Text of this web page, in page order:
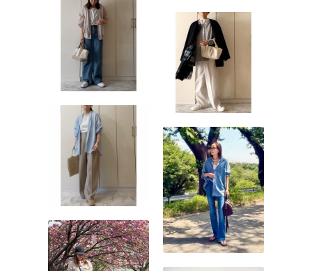
しできますよ。ストンと落
ちる筒のようなシルエット
は通気性がよく、スマート
なルックスに仕上がりま